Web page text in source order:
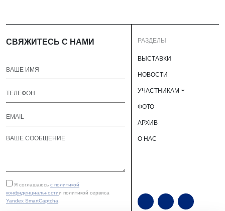
СВЯЖИТЕСЬ С НАМИ
Я соглашаюсь с политикой
конфиденциальностии политикой сервиса
Yandex SmartCaptcha
РАЗДЕЛЫ
ВЫСТАВКИ
НОВОСТИ
УЧАСТНИКАМ
ФОТО
АРХИВ
О НАС